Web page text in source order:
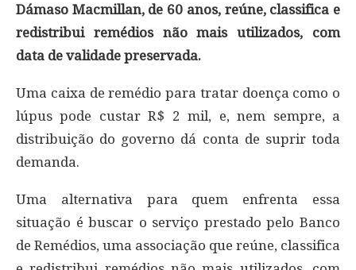
Dámaso Macmillan, de 60 anos, reúne, classifica e
redistribui remédios não mais utilizados, com
data de validade preservada.
Uma caixa de remédio para tratar doença como o
lúpus pode custar R$ 2 mil, e, nem sempre, a
distribuição do governo dá conta de suprir toda
demanda.
Uma alternativa para quem enfrenta essa
situação é buscar o serviço prestado pelo Banco
de Remédios, uma associação que reúne, classifica